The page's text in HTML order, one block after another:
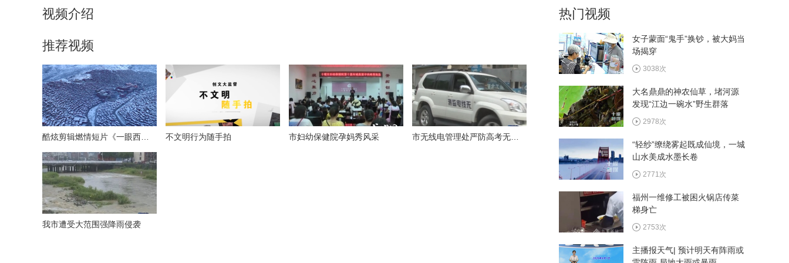
西十高铁执行优惠票价 十堰
往返西安6.4折起
看村BA畅游郧阳 多家景区
推出观赛福利
湖北省和美乡村篮球大赛总
决赛8月13日在郧阳区开赛
视频介绍
推荐视频
不文明行为随手拍 市妇幼保健院孕妈秀风采
我市遭受大范围强降雨侵袭
热门视频
女子蒙面“鬼手”换钞，被大妈当
场揭穿
3038次
大名鼎鼎的神农仙草，堵河源
发现“江边一碗水”野生群落
2978次
“轻纱”缭绕雾起既成仙境，一城
山水美成水墨长卷
2771次
福州一维修工被困火锅店传菜
梯身亡
2753次
主播报天气| 预计明天有阵雨或